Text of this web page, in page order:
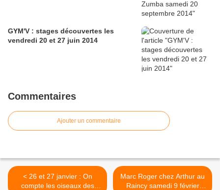
GYM'V : stages découvertes les
vendredi 20 et 27 juin 2014
Commentaires
Ajouter un commentaire
< 26 et 27 janvier : On
compte les oiseaux des
Marc Roger chez Arthur au
Raincy samedi 9 février